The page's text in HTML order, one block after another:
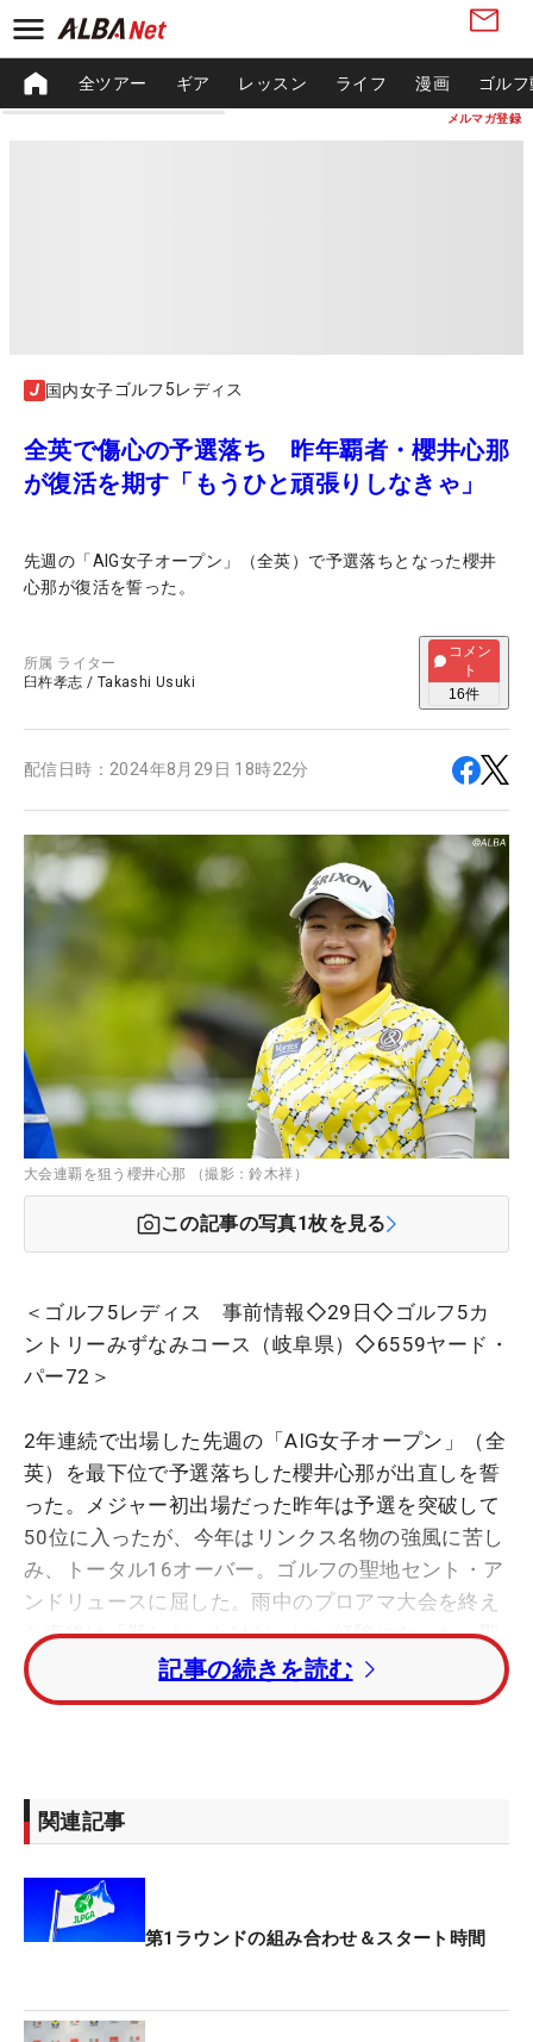
メルマガ登録
全ツアー ギア レッスン ライフ 漫画 ゴル
国内女子ゴルフ5レディス
全英で傷心の予選落ち 昨年覇者・櫻井心那
が復活を期す「もうひと頑張りしなきゃ」
先週の「AIG女子オープン」（全英）で予選落ちとなった櫻井
心那が復活を誓った。
所属 ライター
臼杵孝志 / Takashi Usuki
コメン
ト
16件
配信日時： 2024年8月29日 18時22分
大会連覇を狙う櫻井心那 （撮影：鈴木祥）
この記事の写真1枚を見る
＜ゴルフ5レディス 事前情報◇29日◇ゴルフ5カ
ントリーみずなみコース（岐阜県）◇6559ヤード・
パー72＞
2年連続で出場した先週の「AIG女子オープン」（全
英）を最下位で予選落ちした櫻井心那が出直しを誓
った。メジャー初出場だった昨年は予選を突破して
50位に入ったが、今年はリンクス名物の強風に苦し
み、トータル16オーバー。ゴルフの聖地セント・ア
ンドリュースに屈した。雨中のプロアマ大会を終え
た直後は「難しかったけど、いい経験になった。聖
地に来たなぁと、わくわくして楽しかった」と話し
たが、本音は違った。
か、対処法がなかった。ゴルフをやめたいとも思い
ました」
強風に心は折られた。だが、「やめたい」も本心で
はない。火曜日の27日に帰国。すぐに練習を再開し
やろうと思います」。昨年はこの大会でシーズン3
記事の続きを読む
関連記事
第1ラウンドの組み合わせ＆スタート時間